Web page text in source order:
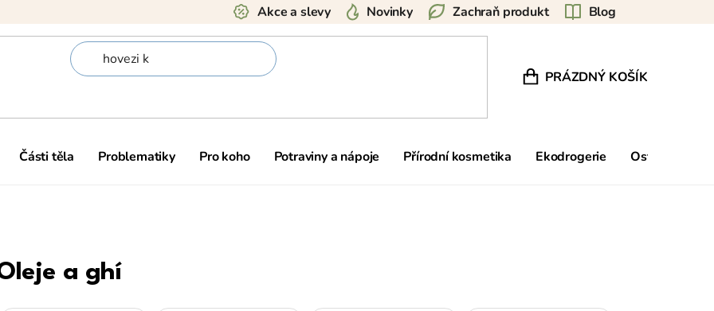
Blog
Zachraň produkt
Novinky
Akce a slevy
NÁKUPNÍ KOŠÍK
PRÁZDNÝ KOŠÍK
Části těla Problematiky Pro koho Potraviny a nápoje Přírodní kosmetika Ekodrogerie Ostatní
a ghí